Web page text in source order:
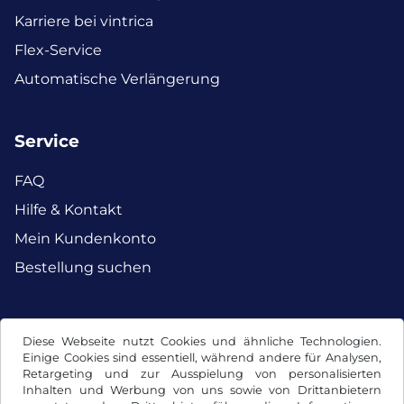
Diese Webseite nutzt Cookies und ähnliche Technologien.
Einige Cookies sind essentiell, während andere für Analysen,
Retargeting und zur Ausspielung von personalisierten
Inhalten und Werbung von uns sowie von Drittanbietern
Karriere bei vintrica
Flex-Service
Automatische Verlängerung
Service
FAQ
Hilfe & Kontakt
Mein Kundenkonto
Bestellung suchen
Facebook Instagram